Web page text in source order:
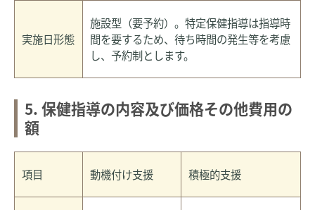
実施日形態
施設型（要予約）。特定保健指導は指導時
間を要するため、待ち時間の発生等を考慮
し、予約制とします。
5. 保健指導の内容及び価格その他費用の
額
項目 動機付け支援 積極的支援